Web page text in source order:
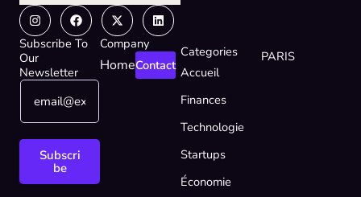
InstagramFacebook
X-
twitter
Linkedin
Subscribe To
Our
Newsletter
E
a
m
E
a
Subscri
be
Company
HomeContact
Categories
Accueil
Finances
Technologie
Startups
Économie
PARIS